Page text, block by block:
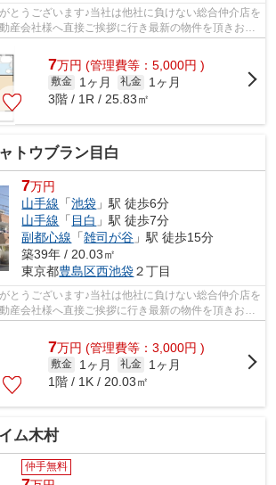
とうございます♪当社は他社に負けない総合仲介店を
産会社様へ直接ご挨拶に行き最新の物件を頂きお客
最新の情報は...
7万円 (管理費等：5,000円 )
敷金 1ヶ月 礼金
1ヶ月
3階 / 1R / 25.83㎡
トウブラン目白
7万円
山手線 「池袋 」駅 徒歩6分
山手線 「 目白 」駅 徒歩7分
副都心線 「雑司が谷 」駅 徒歩15分
築39年 / 20.03㎡
東京都豊島区西池袋２丁目
とうございます♪当社は他社に負けない総合仲介店を
産会社様へ直接ご挨拶に行き最新の物件を頂きお客
最新の情報は...
7万円 (管理費等：3,000円 )
敷金 1ヶ月 礼金
1ヶ月
1階 / 1K / 20.03㎡
ム木村
仲手無料